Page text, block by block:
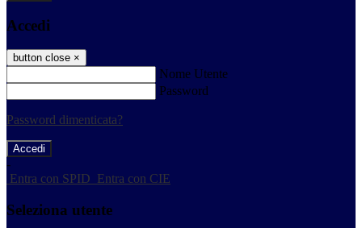
Accedi
button close ×
Nome Utente
Password
Password dimenticata?
-
Entra con SPID Entra con CIE
Seleziona utente